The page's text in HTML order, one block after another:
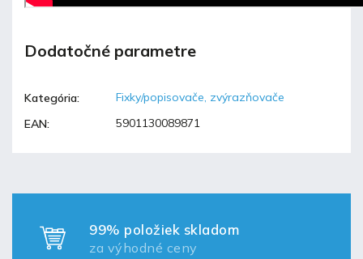
Dodatočné parametre
Kategória:
Fixky/popisovače, zvýrazňovače
EAN: 5901130089871
99% položiek skladom
za výhodné ceny